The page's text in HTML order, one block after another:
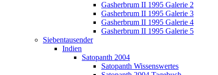
Gasherbrum II 1995 Galerie 2
Gasherbrum II 1995 Galerie 3
Gasherbrum II 1995 Galerie 4
Gasherbrum II 1995 Galerie 5
Siebentausender
Indien
Satopanth 2004
Satopanth Wissenswertes